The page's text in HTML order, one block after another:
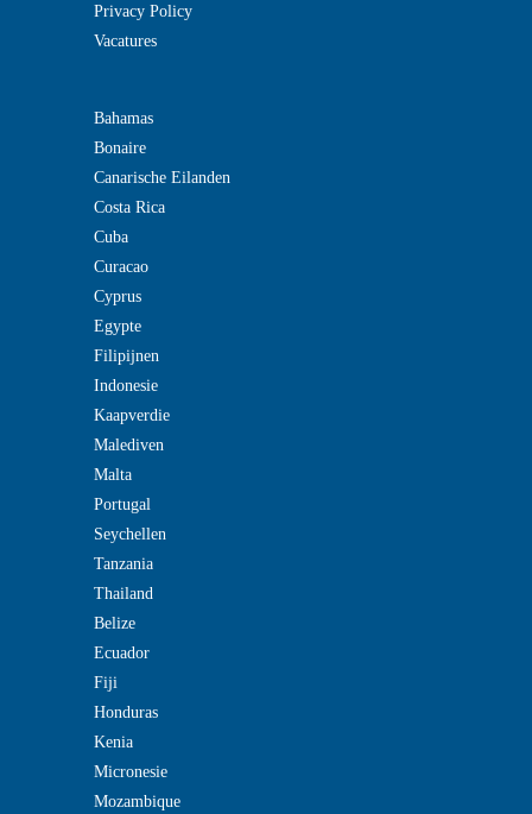
Privacy Policy
Vacatures
Bahamas
Bonaire
Canarische Eilanden
Costa Rica
Cuba
Curacao
Cyprus
Egypte
Filipijnen
Indonesie
Kaapverdie
Malediven
Malta
Portugal
Seychellen
Tanzania
Thailand
Belize
Ecuador
Fiji
Honduras
Kenia
Micronesie
Mozambique